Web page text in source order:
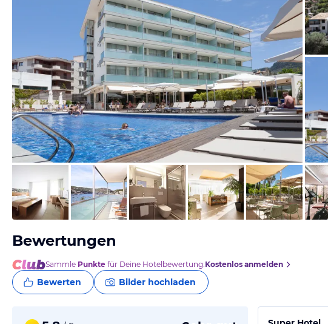
vom Hotelier, Juni 2016 vom
Bewertungen
Sammle Punkte für Deine Hotelbewertung.Kostenlos anmelden
Bewerten Bilder hochladen